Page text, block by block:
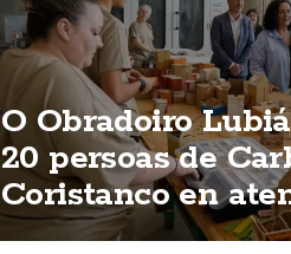
O Obradoiro
20 persoas de
Coristanco en
sociosanitaria e